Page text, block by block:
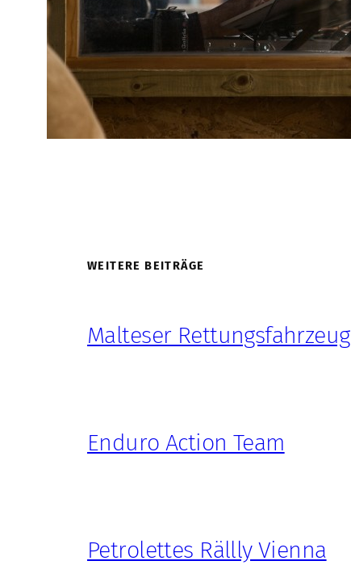
WEITERE BEITRÄGE
Malteser Rettungsfahrzeug
Enduro Action Team
Petrolettes Rällly Vienna